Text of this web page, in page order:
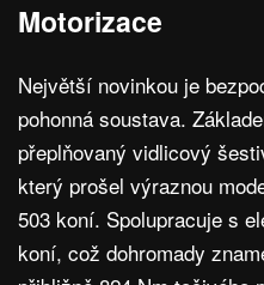
Motorizace
Největší novinkou je
pohonná soustava.
přeplňovaný vidlicový
který prošel výraznou
503 koní. Spolupracuje s
koní, což dohromady